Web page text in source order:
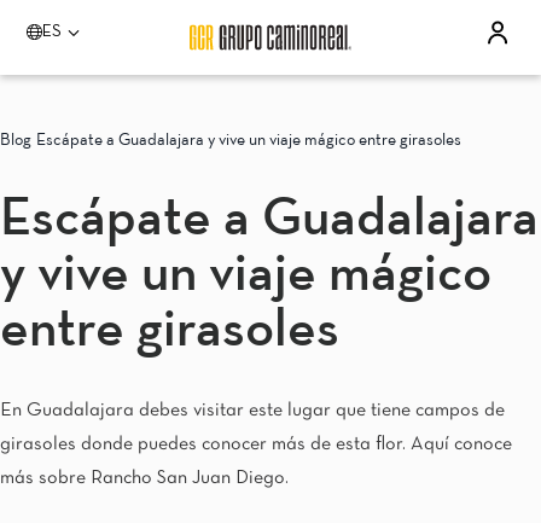
ES
Por favor elija un destino
Quinta Real Acapulco
Aguascalientes
Quinta Real Aguascalientes
Real Inn Celaya
Estado de México
Real Inn Perinorte
Camino Real Guadalajara
Veracruz
Camino Real Veracruz
Blog Escápate a Guadalajara y vive un viaje mágico entre girasoles
Escápate a Guadalajara
y vive un viaje mágico
entre girasoles
En Guadalajara debes visitar este lugar que tiene campos de
girasoles donde puedes conocer más de esta flor. Aquí conoce
más sobre Rancho San Juan Diego.